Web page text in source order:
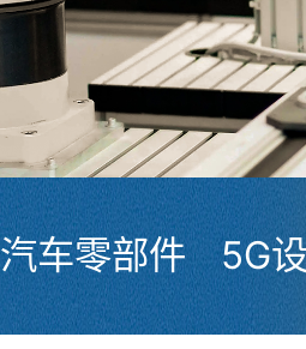
汽车零部件 5G